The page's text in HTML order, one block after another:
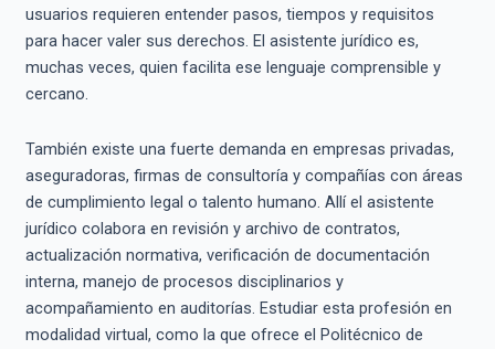
usuarios requieren entender pasos, tiempos y requisitos
para hacer valer sus derechos. El asistente jurídico es,
muchas veces, quien facilita ese lenguaje comprensible y
cercano.
También existe una fuerte demanda en empresas privadas,
aseguradoras, firmas de consultoría y compañías con áreas
de cumplimiento legal o talento humano. Allí el asistente
jurídico colabora en revisión y archivo de contratos,
actualización normativa, verificación de documentación
interna, manejo de procesos disciplinarios y
acompañamiento en auditorías. Estudiar esta profesión en
modalidad virtual, como la que ofrece el Politécnico de